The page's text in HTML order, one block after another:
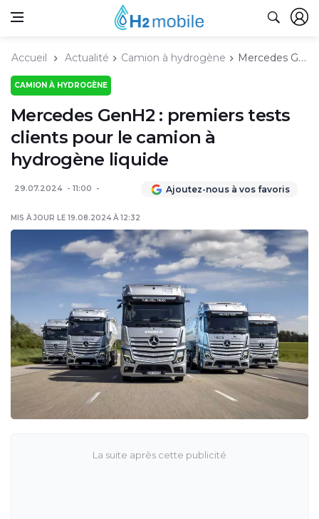
Accueil Actualité Camion à hydrogène Mercedes GenH2 : premiers tests clients pour le camion à hydrogène liquide
CAMION À HYDROGÈNE
Mercedes GenH2 : premiers tests
clients pour le camion à
hydrogène liquide
29.07.2024 11:00 Ajoutez-nous à vos favoris
MIS À JOUR LE 19.08.2024 À 12:32